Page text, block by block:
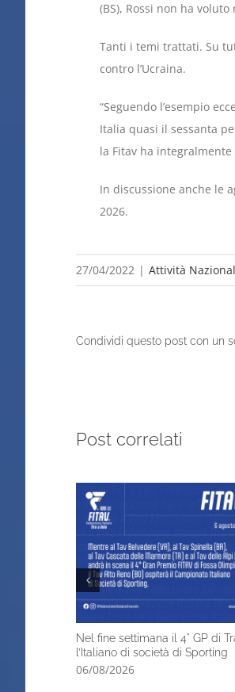
(BS), Rossi non ha
Tanti i temi trattati. Su
contro l’Ucraina.
“Seguendo l’esempio
Italia quasi il sessanta
la Fitav ha
In discussione anche le
2026.
27/04/2022 | Attività
Condividi questo post con un
Post correlati
Nel fine settimana il 4° GP di
l’Italiano di società di Sporting
06/08/2026